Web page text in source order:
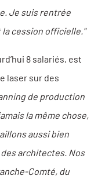
Je suis rentrée
cession officielle."
8 salariés, est
laser sur des
de production
la même chose,
aussi bien
architectes. Nos
Comté, du